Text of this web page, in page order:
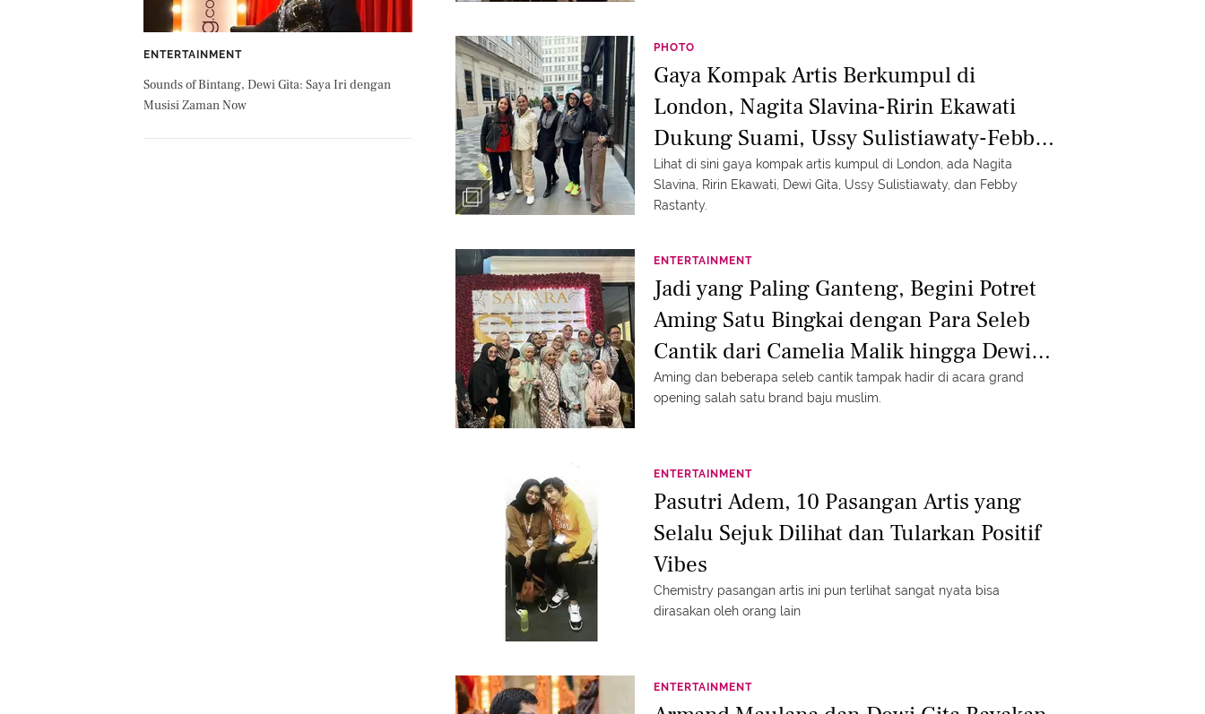
ENTERTAINMENT
Sounds of Bintang, Dewi Gita: Saya Iri dengan
Musisi Zaman Now
PHOTO
Gaya Kompak Artis Berkumpul di
London, Nagita Slavina-Ririn Ekawati
Dukung Suami, Ussy Sulistiawaty-Febby
Rastanty Ikut Maraton
Lihat di sini gaya kompak artis kumpul di London, ada Nagita
Slavina, Ririn Ekawati, Dewi Gita, Ussy Sulistiawaty, dan Febby
Rastanty.
ENTERTAINMENT
Jadi yang Paling Ganteng, Begini Potret
Aming Satu Bingkai dengan Para Seleb
Cantik dari Camelia Malik hingga Dewi
Gita
Aming dan beberapa seleb cantik tampak hadir di acara grand
opening salah satu brand baju muslim.
ENTERTAINMENT
Pasutri Adem, 10 Pasangan Artis yang
Selalu Sejuk Dilihat dan Tularkan Positif
Vibes
Chemistry pasangan artis ini pun terlihat sangat nyata bisa
dirasakan oleh orang lain
ENTERTAINMENT